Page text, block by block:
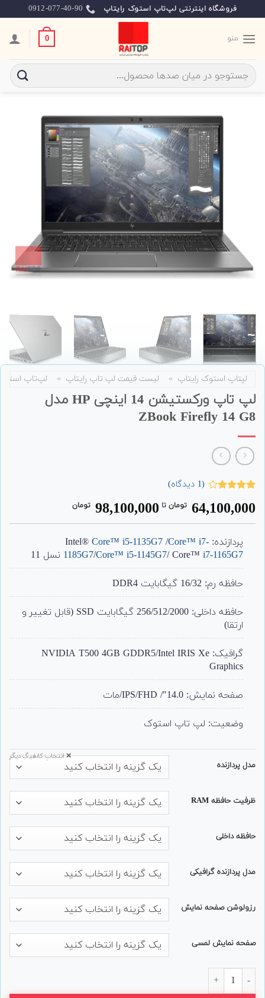
to
content
فروشگاه اینترنتی لپ‌تاپ استوک رایتاپ 0912-077-40-90
منو 0
جستجو
برای:
لپتاپ استوک رایتاپ » لیست قیمت لپ تاپ رایتاپ » لپ‌تاپ
لپ تاپ ورکستیشن 14 اینچی HP مدل
ZBook Firefly 14 G8
4.00
از 5
مشتری
(
1 دیدگاه)
64,100,000 تومان ‌ تا ‌ 98,100,000 تومان
پردازنده: Intel® Core™ i5-1135G7 /Core™ i7-
1185G7/Core™ i5-1145G7/ Core™ i7-1165G7 نسل 11
حافظه رم: 16/32 گیگابایت DDR4
حافظه داخلی: 256/512/2000 گیگابایت SSD (قابل تغییر و
ارتقا)
گرافیک: NVIDIA T500 4GB GDDR5/Intel IRIS Xe
Graphics
صفحه نمایش: 14.0″/ IPS/FHD/مات
وضعیت: لپ تاپ استوک
مدل پردازنده
ظرفیت حافظه RAM
حافظه داخلی
مدل پردازنده گرافیکی
رزولوشن صفحه نمایش
صفحه نمایش لمسی
❌ انتخابِ کانفیگِ دیگر
لپ تاپ ورکستیشن 14 اینچی HP مدل ZBook Firefly 14 G8 عدد